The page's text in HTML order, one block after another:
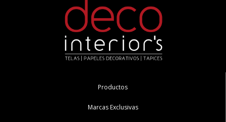
Productos
Marcas Exclusivas